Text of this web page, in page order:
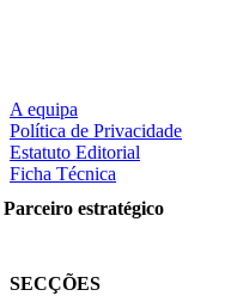
A equipa
Política de Privacidade
Estatuto Editorial
Ficha Técnica
Parceiro estratégico
SECÇÕES